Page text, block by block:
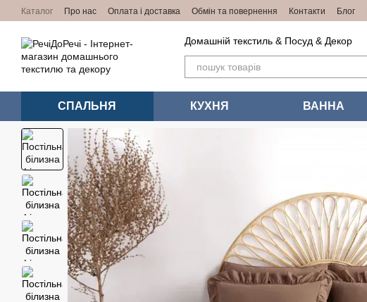
Перейти до основного контенту
Каталог Про нас Оплата і доставка Обмін та повернення Контакти Блог
Домашній текстиль & Посуд & Декор
СПАЛЬНЯ КУХНЯ ВАННА